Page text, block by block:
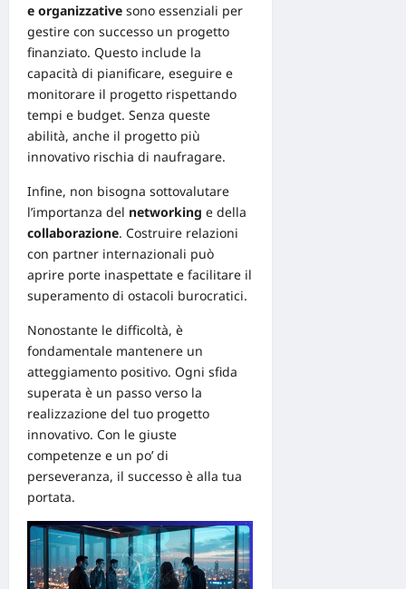
e organizzative sono essenziali per
gestire con successo un progetto
finanziato. Questo include la
capacità di pianificare, eseguire e
monitorare il progetto rispettando
tempi e budget. Senza queste
abilità, anche il progetto più
innovativo rischia di naufragare.
Infine, non bisogna sottovalutare
l’importanza del networking e della
collaborazione. Costruire relazioni
con partner internazionali può
aprire porte inaspettate e facilitare il
superamento di ostacoli burocratici.
Nonostante le difficoltà, è
fondamentale mantenere un
atteggiamento positivo. Ogni sfida
superata è un passo verso la
realizzazione del tuo progetto
innovativo. Con le giuste
competenze e un po’ di
perseveranza, il successo è alla tua
portata.